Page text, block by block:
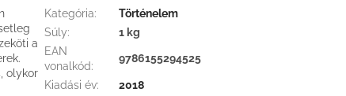
a
olykor
Kategória:
Történelem
Súly:
1 kg
EAN
vonalkód:
9786155294525
Kiadási év:
2018